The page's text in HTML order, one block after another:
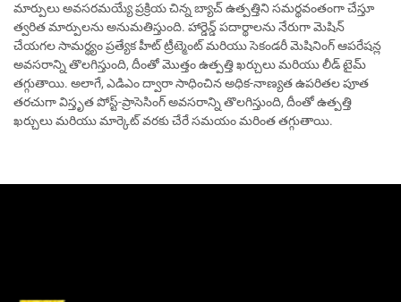
మార్పులు అవసరమయ్యే ప్రక్రియ చిన్న బ్యాచ్ ఉత్పత్తిని సమర్థవంతంగా చేస్తూ
త్వరిత మార్పులను అనుమతిస్తుంది. హార్డెన్డ్ పదార్థాలను నేరుగా మెషిన్
చేయగల సామర్థ్యం ప్రత్యేక హీట్ ట్రీట్మెంట్ మరియు సెకండరీ మెషినింగ్ ఆపరేషన్ల
అవసరాన్ని తొలగిస్తుంది, దీంతో మొత్తం ఉత్పత్తి ఖర్చులు మరియు లీడ్ టైమ్
తగ్గుతాయి. అలాగే, ఎడిఎం ద్వారా సాధించిన అధిక-నాణ్యత ఉపరితల పూత
తరచుగా విస్తృత పోస్ట్-ప్రాసెసింగ్ అవసరాన్ని తొలగిస్తుంది, దీంతో ఉత్పత్తి
ఖర్చులు మరియు మార్కెట్ వరకు చేరే సమయం మరింత తగ్గుతాయి.